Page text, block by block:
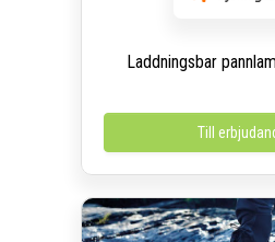
Laddningsbar
Till